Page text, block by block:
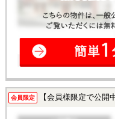
会員限定 【会員様限定で公開